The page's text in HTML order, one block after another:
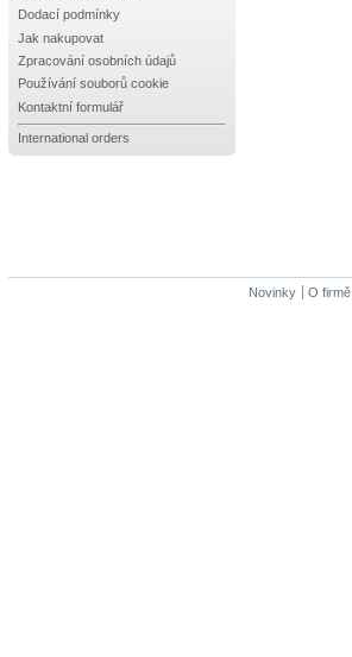
Dodací podmínky
Jak nakupovat
Zpracování osobních údajů
Používání souborů cookie
Kontaktní formulář
International orders
Novinky O firmě